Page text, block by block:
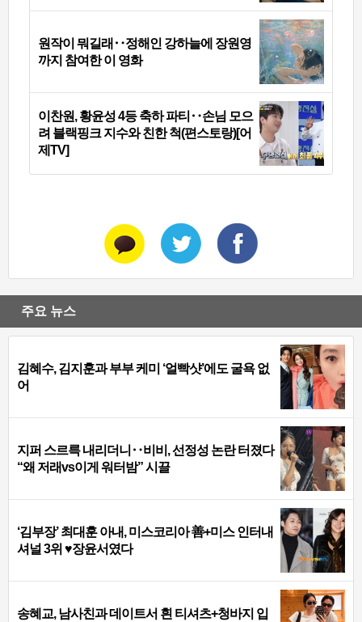
원작이 뭐길래‥정해인 강하늘에 장원영
까지 참여한 이 영화
이찬원, 황윤성 4등 축하 파티‥손님 모으
려 블랙핑크 지수와 친한 척(편스토랑)[어
제TV]
주요 뉴스
김혜수, 김지훈과 부부 케미 ‘얼빡샷’에도 굴욕 없
어
지퍼 스르륵 내리더니‥비비, 선정성 논란 터졌다
“왜 저래vs이게 워터밤” 시끌
‘김부장’ 최대훈 아내, 미스코리아 善+미스 인터내
셔널 3위 ♥장윤서였다
송혜교, 남사친과 데이트서 흰 티셔츠+청바지 입